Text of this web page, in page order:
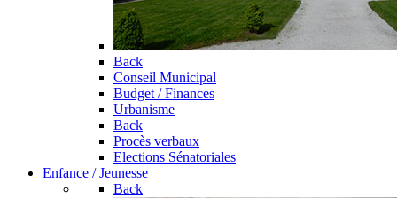
Back
Conseil Municipal
Budget / Finances
Urbanisme
Back
Procès verbaux
Elections Sénatoriales
Enfance / Jeunesse
Back